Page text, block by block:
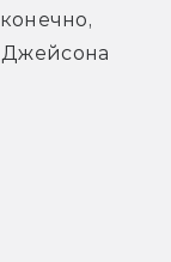
Джейсона